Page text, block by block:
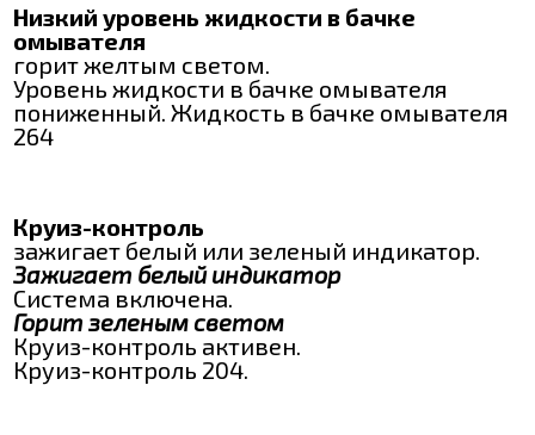
Низкий уровень жидкости в бачке
омывателя
горит желтым светом.
Уровень жидкости в бачке омывателя
пониженный. Жидкость в бачке омывателя
264
Круиз-контроль
зажигает белый или зеленый индикатор.
Зажигает белый индикатор
Система включена.
Горит зеленым светом
Круиз-контроль активен.
Круиз-контроль 204.